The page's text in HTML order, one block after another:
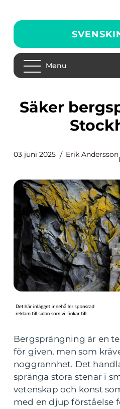
Menu
Säker bergsprängning i
03 juni 2025 Erik Andersson
Bergsprängning är en
för given, men som
noggrannhet. Det
spränga stora stenar i
vetenskap och konst
med en djup förståelse